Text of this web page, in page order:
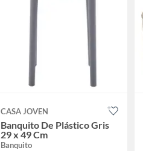
CASA JOVEN
Banquito De Plástico Gris
29 x 49 Cm
Banquito